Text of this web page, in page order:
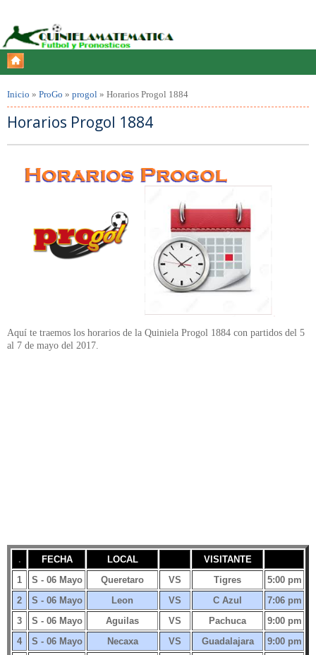
Inicio » ProGo » progol » Horarios Progol 1884
Horarios Progol 1884
Aquí te traemos los horarios de la Quiniela Progol 1884 con partidos del 5
al 7 de mayo del 2017.
. FECHA LOCAL
VISITANTE
1
S - 06 Mayo Queretaro VS Tigres
5:00 pm
2
S - 06 Mayo Leon VS C Azul
7:06 pm
3
S - 06 Mayo Aguilas VS Pachuca
9:00 pm
4
S - 06 Mayo Necaxa VS Guadalajara
9:00 pm